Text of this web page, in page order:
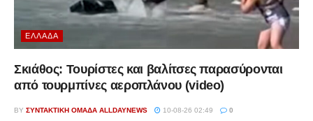
ΕΛΛΆΔΑ
Σκιάθος: Τουρίστες και βαλίτσες παρασύρονται
από τουρμπίνες αεροπλάνου (video)
BY ΣΥΝΤΑΚΤΙΚΉ ΟΜΆΔΑ ALLDAYNEWS 10-08-26 02:49 0